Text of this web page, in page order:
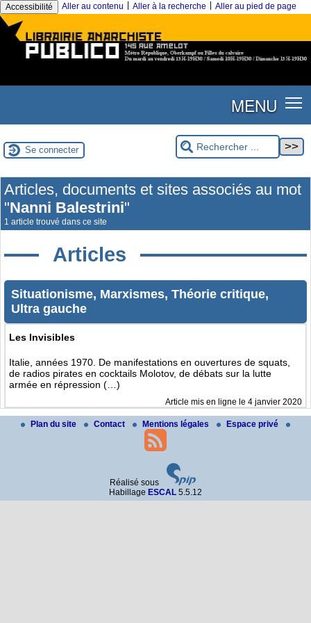
Accessibilité Aller au contenu Aller à la recherche Aller au pied de page
MENU
Se connecter
Articles, documents et sites associés au mot
"Nanni Balestrini"
1 article trouvé dans ce site
Articles
Situationisme, Marxismes, Théorie critique,
Ultra gauche
Les Invisibles
Italie, années 1970. De manifestations en ouvertures de squats,
de radios pirates en cocktails Molotov, de débats sur la lutte
armée en répression (…)
Article mis en ligne le 4 janvier 2020
Plan du site Contact Mentions légales Espace privé
Réalisé sous
Habillage ESCAL 5.5.12